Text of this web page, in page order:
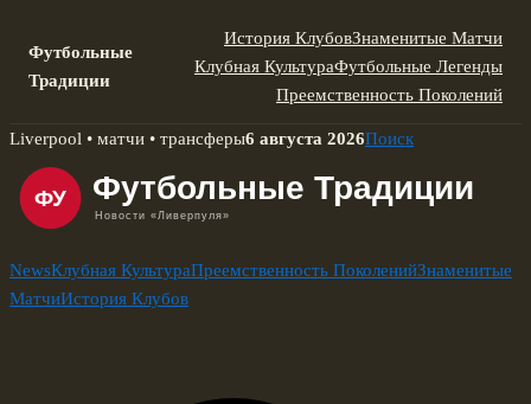
Футбольные
Традиции
История КлубовЗнаменитые Матчи
Клубная КультураФутбольные Легенды
Преемственность Поколений
Skip
content
Liverpool • матчи • трансферы6 августа 2026Поиск
NewsКлубная КультураПреемственность ПоколенийЗнаменитые
МатчиИстория Клубов